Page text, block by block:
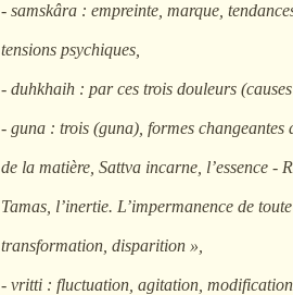
- samskâra : empreinte, marque,
tensions psychiques,
- duhkhaih : par ces trois douleurs (causes
- guna : trois (guna), formes changeantes
de la matière, Sattva incarne, l’essence -
Tamas, l’inertie. L’impermanence de
transformation, disparition »,
- vritti : fluctuation, agitation, modification